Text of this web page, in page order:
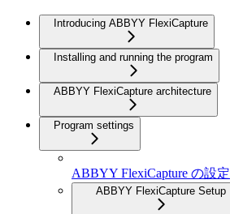
Introducing ABBYY FlexiCapture
Installing and running the program
ABBYY FlexiCapture architecture
Program settings
ABBYY FlexiCapture の設定
ABBYY FlexiCapture Setup